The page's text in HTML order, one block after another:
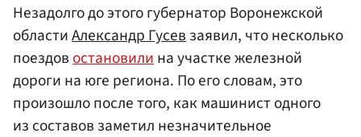
Незадолго до этого губернатор Воронежской
областиАлександр Гусев заявил, что несколько
поездов остановили на участке железной
дороги на юге региона. По его словам, это
произошло после того, как машинист одного
из составов заметил незначительное